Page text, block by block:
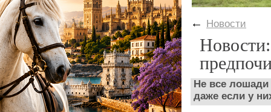
← Новости
Не все лошади
даже если у